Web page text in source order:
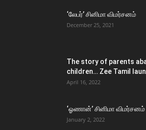
‘லேபர்’ சினிமா விமர்சனம்
December 25, 2021
The story of parents
children… Zee Tamil
April 16, 2022
‘ஓணான்’ சினிமா விமர்சனம்
January 2, 2022